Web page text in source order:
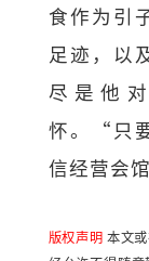
食作为引
足迹，以
尽是他
怀。“只
信经营会
版权声明 本文